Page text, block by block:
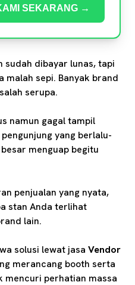
SEKARANG →
sudah dibayar lunas, tapi
malah sepi. Banyak brand
serupa.
namun gagal tampil
yang berlalu-
menguap begitu
penjualan yang nyata,
stan Anda terlihat
lain.
solusi lewat jasa Vendor
merancang booth serta
mencuri perhatian massa